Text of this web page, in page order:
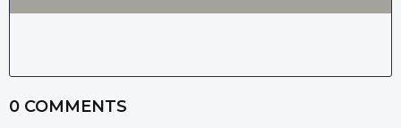
0 COMMENTS